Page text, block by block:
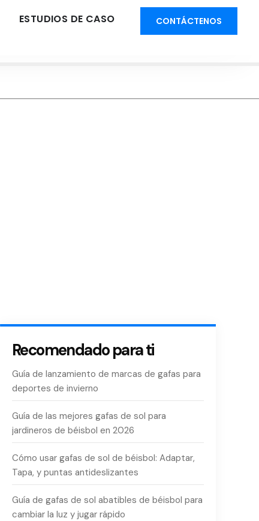
ESTUDIOS DE CASO
CONTÁCTENOS
Recomendado para ti
Guía de lanzamiento de marcas de gafas para
deportes de invierno
Guía de las mejores gafas de sol para
jardineros de béisbol en 2026
Cómo usar gafas de sol de béisbol: Adaptar,
Tapa, y puntas antideslizantes
Guía de gafas de sol abatibles de béisbol para
cambiar la luz y jugar rápido